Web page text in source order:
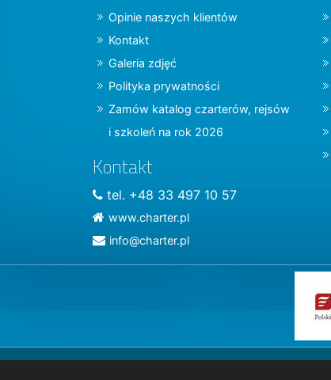
Opinie naszych klientów
Kontakt
Galeria zdjęć
Polityka prywatności
Zamów katalog czarterów, rejsów
i szkoleń na rok 2026
Kontakt
tel. +48 33 497 10 57
www.charter.pl
info@charter.pl